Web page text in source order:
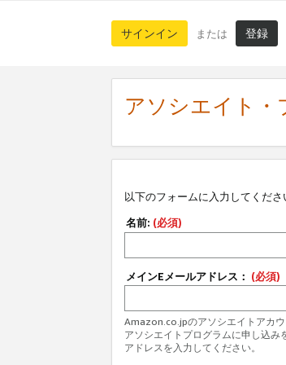
サインイン または 登録
アソシエイト・
以下のフォームに入力してくだ
名前: (必須)
メインEメールアドレス： (必須)
Amazon.co.jpのアソシエイトアカウ
アソシエイトプログラムに申し込み
アドレスを入力してください。